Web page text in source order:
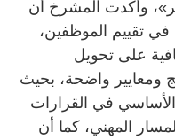
وأكدت المشرخ أن
في تقييم الموظفين،
على تحويل
ومعايير واضحة، بحيث
الأساسي في القرارات
المهني، كما أن